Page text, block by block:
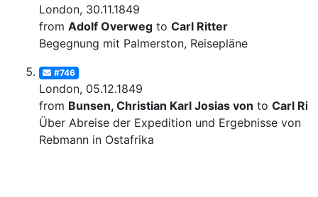
London, 30.11.1849
from Adolf Overweg to Carl Ritter
Begegnung mit Palmerston, Reisepläne
#746
London, 05.12.1849
from Bunsen, Christian Karl Josias von to Carl
Über Abreise der Expedition und Ergebnisse von
Rebmann in Ostafrika